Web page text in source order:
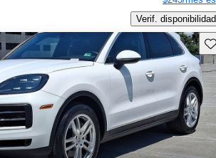
Verif. disponibilidad